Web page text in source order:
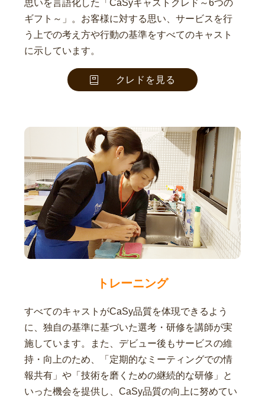
思いを言語化した「CaSyキャストクレド～6つの
ギフト～」。お客様に対する思い、サービスを行
う上での考え方や行動の基準をすべてのキャスト
に示しています。
クレドを見る
トレーニング
すべてのキャストがCaSy品質を体現できるよう
に、独自の基準に基づいた選考・研修を講師が実
施しています。また、デビュー後もサービスの維
持・向上のため、「定期的なミーティングでの情
報共有」や「技術を磨くための継続的な研修」と
いった機会を提供し、CaSy品質の向上に努めてい